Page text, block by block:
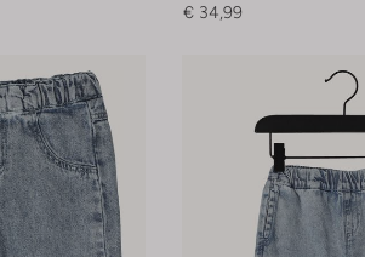
€ 34,99